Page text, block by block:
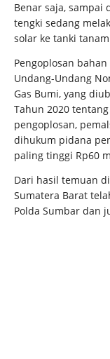
Benar saja, sampai
tengki sedang
solar ke tanki
Pengoplosan
Undang-Undang
Gas Bumi, yang
Tahun 2020
pengoplosan,
dihukum pidana
paling tinggi Rp60
Dari hasil temuan
Sumatera Barat
Polda Sumbar dan